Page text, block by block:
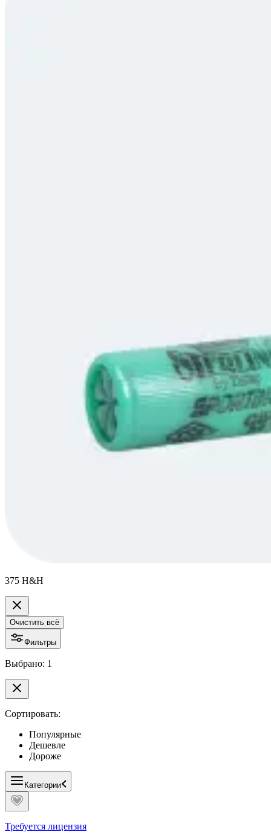
375 H&H
Очистить всё
Фильтры
Выбрано: 1
Сортировать:
Популярные
Дешевле
Дороже
Категории
Требуется лицензия